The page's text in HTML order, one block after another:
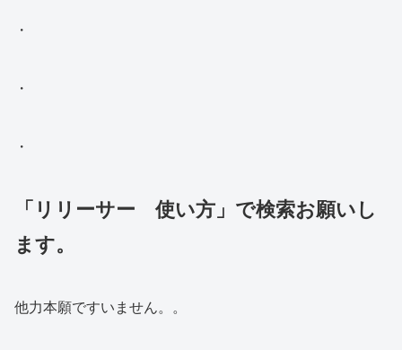
・
・
・
「リリーサー 使い方」で検索お願いし
ます。
他力本願ですいません。。